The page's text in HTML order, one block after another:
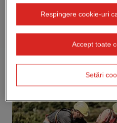
Respingere cookie-uri
Accept toate
Setări